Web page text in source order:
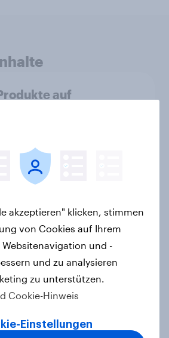
auf
erwarten von Marken
2026
akzeptieren" klicken, stimmen
von Cookies auf Ihrem
und -
und zu analysieren
zu unterstützen.
Cookie-Hinweis
Einstellungen